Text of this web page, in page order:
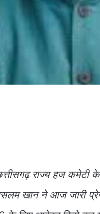
राज्य हज कमेटी
खान ने आज जारी प्रेस